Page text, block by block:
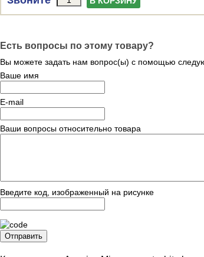
Есть вопросы по этому товару?
Вы можете задать нам вопрос(ы) с помощью
Ваше имя
E-mail
Ваши вопросы относительно товара
Введите код, изображенный на рисунке
Отправить